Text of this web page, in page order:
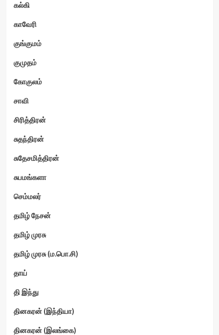
கல்கி
காவேரி
குங்குமம்
குமுதம்
கோகுலம்
சாவி
சிரித்திரன்
சுதந்திரன்
சுதேசமித்திரன்
சுபமங்களா
செம்மலர்
தமிழ் நேசன்
தமிழ் முரசு
தமிழ் முரசு (ம.பொ.சி)
தாய்
தி இந்து
தினகரன் (இந்தியா)
தினகரன் (இலங்கை)